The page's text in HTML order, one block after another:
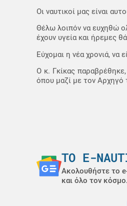
Οι ναυτικοί μας είναι
Θέλω λοιπόν να ευχηθώ
έχουν υγεία και ήρεμες
Εύχομαι η νέα χρονιά, να
Ο κ. Γκίκας
όπου μαζί με τον Αρχηγό
ΤΟ E-
Ακολουθήστε το
και όλο τον κόσμο.